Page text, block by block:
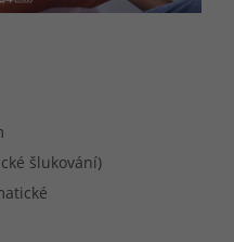
šlukování)